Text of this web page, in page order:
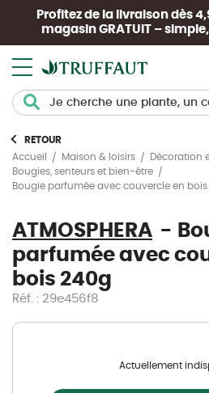
Profitez de la livraison dès
magasin GRATUIT –
RETOUR
Accueil
Maison & loisirs
Décoration
Bougies, senteurs et bien-être
Bougie parfumée avec couvercle en
ATMOSPHERA
parfumée avec
bois 240g
Réf. : 29e456f8
Actuellement